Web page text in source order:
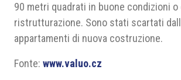
90 metri quadrati in buone condizioni o
ristrutturazione. Sono stati scartati
appartamenti di nuova costruzione.
Fonte: www.valuo.cz